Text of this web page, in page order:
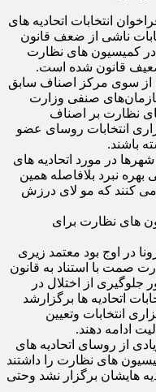
انتخابات اتحادیه های
ناشی از ضعف قانون
کمیسیون های نظارت
قانون شده است.
از سوی مرکز اصناف سابق
صنفی وزارت
نظارت بر اصناف
انتخابات روسای عضو
باشند.
در مورد اتحادیه های
نبرد بلافاصله همین
کنند که مو لای درزش
های نظارت برای
زمانی که کرونا در اوج بود معتمد زیری
صمت با استناد به قانون
جلوگیری از اختلال در
اتحادیه ها برگزارشد
انتخابات وتعیین
ادامه دهند.
از روسای اتحادیه های
های نظارت را داشتند
هایشان برگزار نشد وحتی